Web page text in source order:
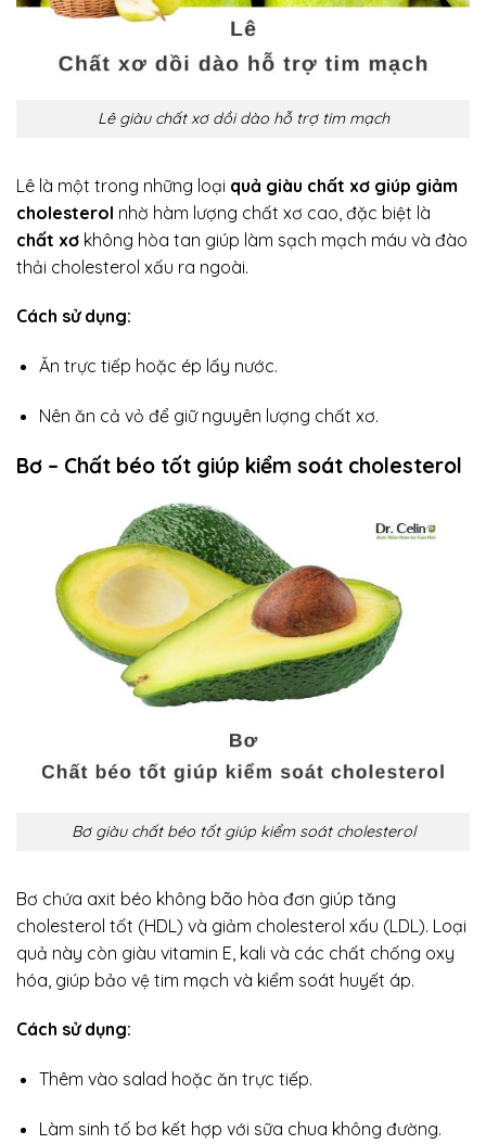
Lê giàu chất xơ dồi dào hỗ trợ tim mạch
Lê là một trong những loại quả giàu chất xơ giúp giảm
cholesterol nhờ hàm lượng chất xơ cao, đặc biệt là
chất xơ không hòa tan giúp làm sạch mạch máu và đào
thải cholesterol xấu ra ngoài.
Cách sử dụng:
Ăn trực tiếp hoặc ép lấy nước.
Nên ăn cả vỏ để giữ nguyên lượng chất xơ.
Bơ – Chất béo tốt giúp kiểm soát cholesterol
Bơ giàu chất béo tốt giúp kiểm soát cholesterol
Bơ chứa axit béo không bão hòa đơn giúp tăng
cholesterol tốt (HDL) và giảm cholesterol xấu (LDL). Loại
quả này còn giàu vitamin E, kali và các chất chống oxy
hóa, giúp bảo vệ tim mạch và kiểm soát huyết áp.
Cách sử dụng:
Thêm vào salad hoặc ăn trực tiếp.
Làm sinh tố bơ kết hợp với sữa chua không đường.